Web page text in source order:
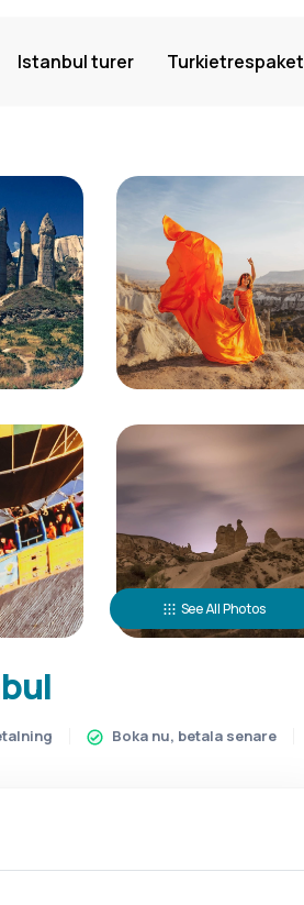
Istanbul turer Turkietrespaket
See All Photos
Boka nu, betala senare